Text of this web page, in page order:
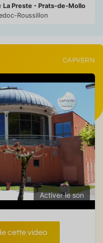
La Preste - Prats-de-Mollo
Roussillon
CAPVERN
Activer le son
cette video